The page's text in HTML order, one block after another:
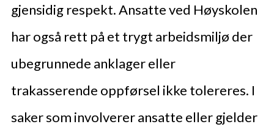
gjensidig respekt. Ansatte ved Høyskolen
har også rett på et trygt arbeidsmiljø der
ubegrunnede anklager eller
trakasserende oppførsel ikke tolereres. I
saker som involverer ansatte eller gjelder